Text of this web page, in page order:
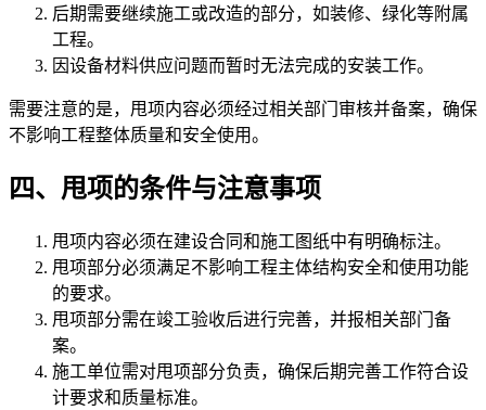
后期需要继续施工或改造的部分，如装修、绿化等附属
工程。
因设备材料供应问题而暂时无法完成的安装工作。
需要注意的是，甩项内容必须经过相关部门审核并备案，确保
不影响工程整体质量和安全使用。
四、甩项的条件与注意事项
甩项内容必须在建设合同和施工图纸中有明确标注。
甩项部分必须满足不影响工程主体结构安全和使用功能
的要求。
甩项部分需在竣工验收后进行完善，并报相关部门备
案。
施工单位需对甩项部分负责，确保后期完善工作符合设
计要求和质量标准。